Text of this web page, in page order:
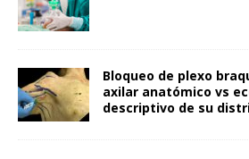
Bloqueo de plexo
axilar anatómico vs
descriptivo de su